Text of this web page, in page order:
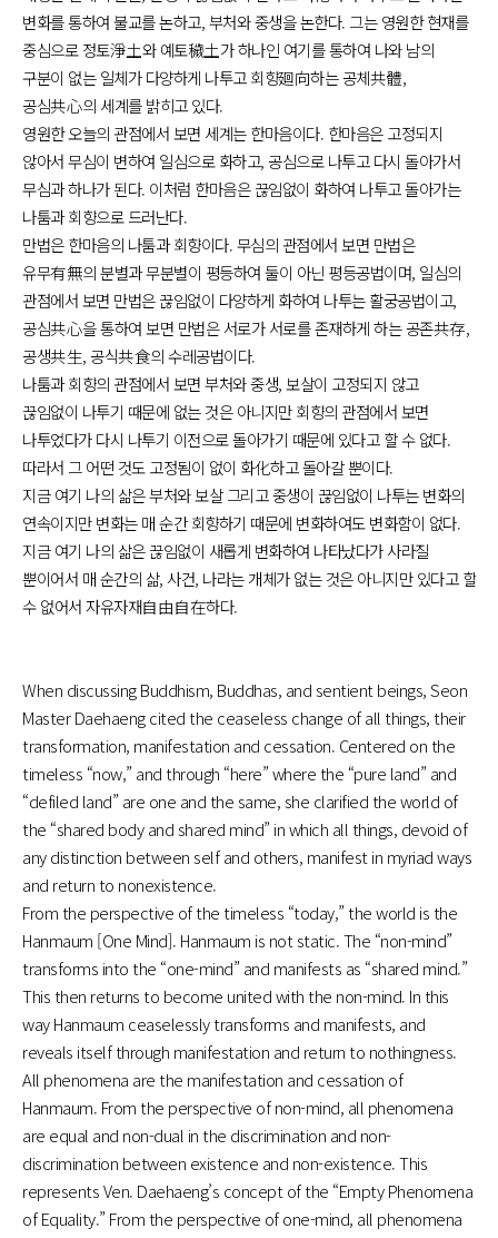
변화를 통하여 불교를 논하고, 부처와 중생을 논한다. 그는 영원한 현재를
중심으로 정토淨土와 예토穢土가 하나인 여기를 통하여 나와 남의
구분이 없는 일체가 다양하게 나투고 회향廻向하는 공체共體,
공심共心의 세계를 밝히고 있다.
영원한 오늘의 관점에서 보면 세계는 한마음이다. 한마음은 고정되지
않아서 무심이 변하여 일심으로 화하고, 공심으로 나투고 다시 돌아가서
무심과 하나가 된다. 이처럼 한마음은 끊임없이 화하여 나투고 돌아가는
나툼과 회향으로 드러난다.
만법은 한마음의 나툼과 회향이다. 무심의 관점에서 보면 만법은
유무有無의 분별과 무분별이 평등하여 둘이 아닌 평등공법이며, 일심의
관점에서 보면 만법은 끊임없이 다양하게 화하여 나투는 활궁공법이고,
공심共心을 통하여 보면 만법은 서로가 서로를 존재하게 하는 공존共存,
공생共生, 공식共食의 수레공법이다.
나툼과 회향의 관점에서 보면 부처와 중생, 보살이 고정되지 않고
끊임없이 나투기 때문에 없는 것은 아니지만 회향의 관점에서 보면
나투었다가 다시 나투기 이전으로 돌아가기 때문에 있다고 할 수 없다.
따라서 그 어떤 것도 고정됨이 없이 화化하고 돌아갈 뿐이다.
지금 여기 나의 삶은 부처와 보살 그리고 중생이 끊임없이 나투는 변화의
연속이지만 변화는 매 순간 회향하기 때문에 변화하여도 변화함이 없다.
지금 여기 나의 삶은 끊임없이 새롭게 변화하여 나타났다가 사라질
뿐이어서 매 순간의 삶, 사건, 나라는 개체가 없는 것은 아니지만 있다고 할
수 없어서 자유자재自由自在하다.
When discussing Buddhism, Buddhas, and sentient beings, Seon
Master Daehaeng cited the ceaseless change of all things, their
transformation, manifestation and cessation. Centered on the
timeless “now,” and through “here” where the “pure land” and
“defiled land” are one and the same, she clarified the world of
the “shared body and shared mind” in which all things, devoid of
any distinction between self and others, manifest in myriad ways
and return to nonexistence.
From the perspective of the timeless “today,” the world is the
Hanmaum [One Mind]. Hanmaum is not static. The “non-mind”
transforms into the “one-mind” and manifests as “shared mind.”
This then returns to become united with the non-mind. In this
way Hanmaum ceaselessly transforms and manifests, and
reveals itself through manifestation and return to nothingness.
All phenomena are the manifestation and cessation of
Hanmaum. From the perspective of non-mind, all phenomena
are equal and non-dual in the discrimination and non-
discrimination between existence and non-existence. This
represents Ven. Daehaeng’s concept of the “Empty Phenomena
of Equality.” From the perspective of one-mind, all phenomena